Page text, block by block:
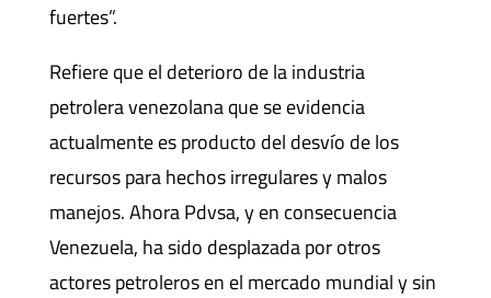
fuertes”.
Refiere que el deterioro de la industria
petrolera venezolana que se evidencia
actualmente es producto del desvío de los
recursos para hechos irregulares y malos
manejos. Ahora Pdvsa, y en consecuencia
Venezuela, ha sido desplazada por otros
actores petroleros en el mercado mundial y sin